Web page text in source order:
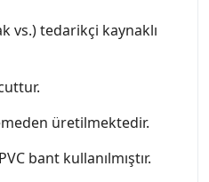
vs.) tedarikçi kaynaklı
üretilmektedir.
bant kullanılmıştır.